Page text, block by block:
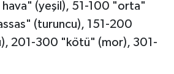
(yeşil), 51-100 "orta"
(turuncu), 151-200
201-300 "kötü" (mor), 301-